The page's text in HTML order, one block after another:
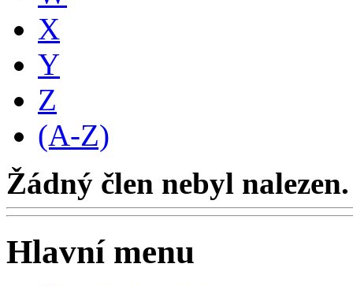
X
Y
Z
(A-Z)
Žádný člen nebyl nalezen.
Hlavní menu